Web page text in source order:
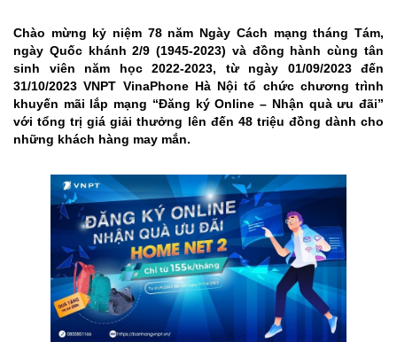
Chào mừng kỷ niệm 78 năm Ngày Cách mạng tháng Tám,
ngày Quốc khánh 2/9 (1945-2023) và đồng hành cùng tân
sinh viên năm học 2022-2023, từ ngày 01/09/2023 đến
31/10/2023 VNPT VinaPhone Hà Nội tổ chức chương trình
khuyến mãi lắp mạng “Đăng ký Online – Nhận quà ưu đãi”
với tổng trị giá giải thưởng lên đến 48 triệu đồng dành cho
những khách hàng may mắn.